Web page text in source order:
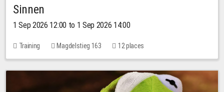
Sinnen
1 Sep 2026 12:00 to 1 Sep 2026 14:00
Training Magdelstieg 163 12 places